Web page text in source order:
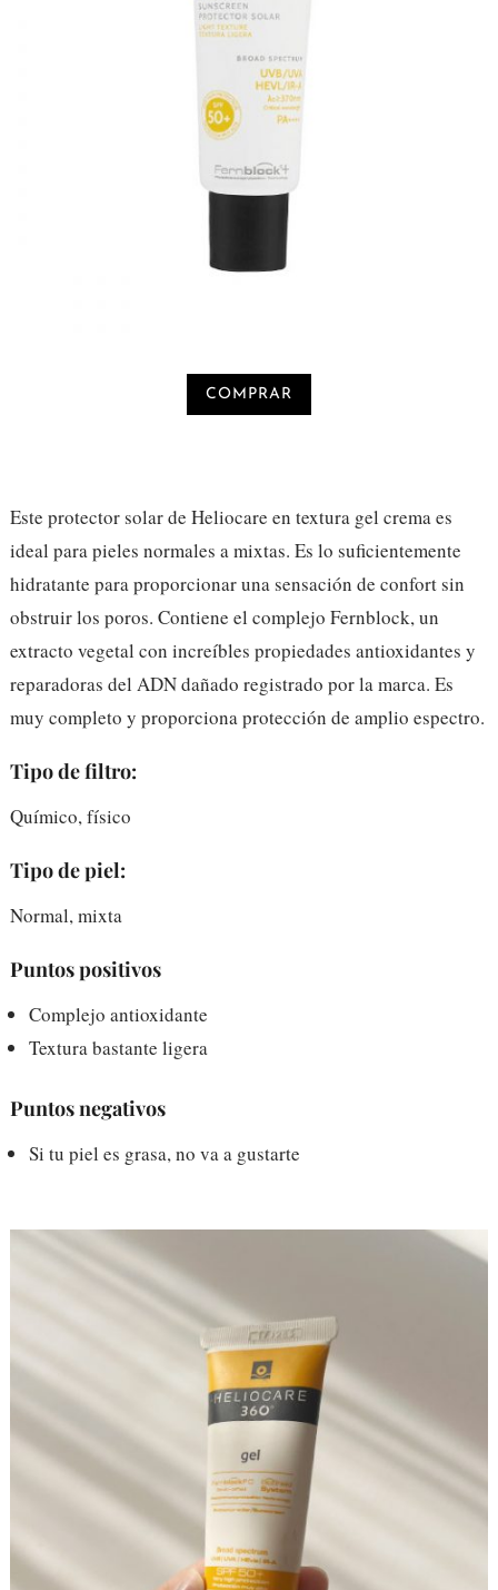
COMPRAR
Este protector solar de Heliocare en textura gel crema es
ideal para pieles normales a mixtas. Es lo suficientemente
hidratante para proporcionar una sensación de confort sin
obstruir los poros. Contiene el complejo Fernblock, un
extracto vegetal con increíbles propiedades antioxidantes y
reparadoras del ADN dañado registrado por la marca. Es
muy completo y proporciona protección de amplio espectro.
Tipo de filtro:
Químico, físico
Tipo de piel:
Normal, mixta
Puntos positivos
Complejo antioxidante
Textura bastante ligera
Puntos negativos
Si tu piel es grasa, no va a gustarte